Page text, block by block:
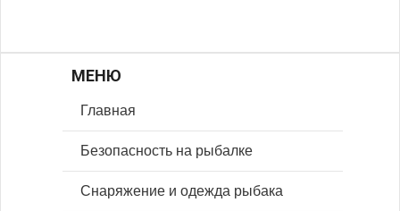
МЕНЮ
Главная
Безопасность на рыбалке
Снаряжение и одежда рыбака